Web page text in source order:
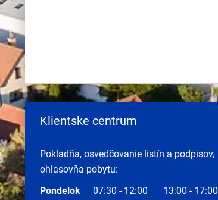
Klientske centrum
Pokladňa, osvedčovanie listín a podpisov,
ohlasovňa pobytu:
Pondelok
07:30 - 12:00
13:00 - 17:00